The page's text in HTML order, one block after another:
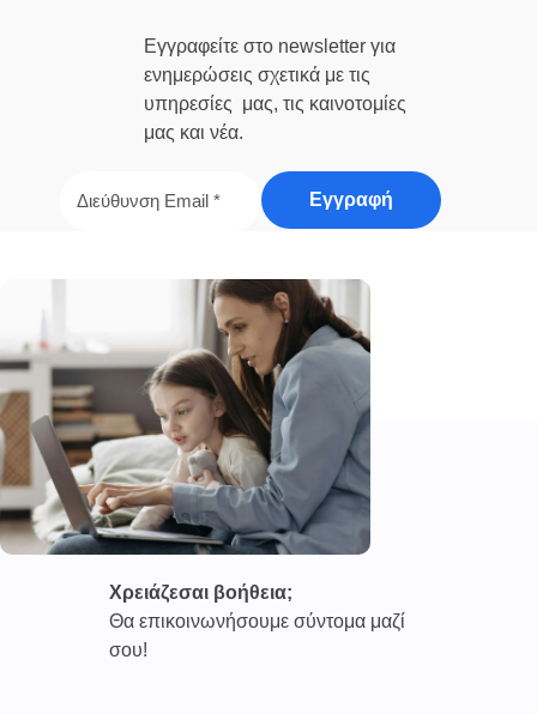
Εγγραφείτε στο newsletter για
ενημερώσεις σχετικά με τις
υπηρεσίες μας, τις καινοτομίες
μας και νέα.
Χρειάζεσαι βοήθεια;
Θα επικοινωνήσουμε σύντομα μαζί
σου!